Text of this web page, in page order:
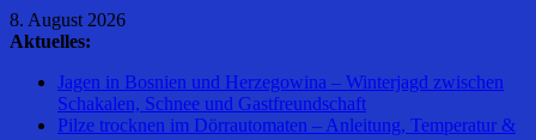
Zum
Inhalt
8. August 2026
Aktuelles:
Jagen in Bosnien und Herzegowina – Winterjagd zwischen
Schakalen, Schnee und Gastfreundschaft
Pilze trocknen im Dörrautomaten – Anleitung, Temperatur &